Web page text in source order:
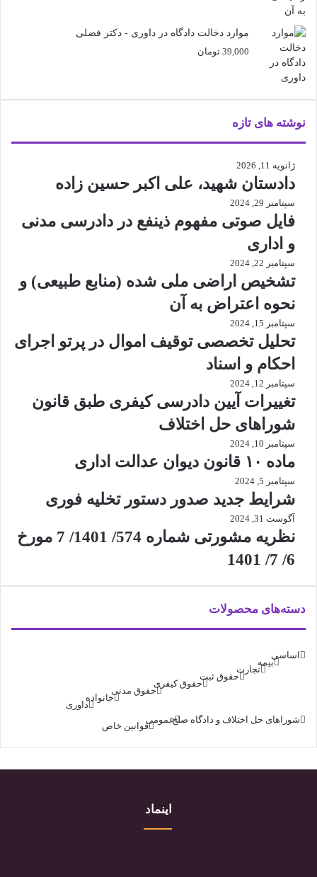
موارد دخالت دادگاه در داوری - دکتر فضلی
39,000 تومان
نوشته های تازه
ژانویه 11, 2026
دادستان شهید، علی اکبر حسین زاده
سپتامبر 29, 2024
فایل صوتی مفهوم ذینفع در دادرسی مدنی
و اداری
سپتامبر 22, 2024
تشخیص اراضی ملی شده (منابع طبیعی) و
نحوه اعتراض به آن
سپتامبر 15, 2024
تحلیل تخصصی توقیف اموال در پرتو اجرای
احکام و اسناد
سپتامبر 12, 2024
تغییرات آیین دادرسی کیفری طبق قانون
شوراهای حل اختلاف
سپتامبر 10, 2024
ماده ۱۰ قانون دیوان عدالت اداری
سپتامبر 5, 2024
شرایط جدید صدور دستور تخلیه فوری
آگوست 31, 2024
نظریه مشورتی شماره 574/ 1401/ 7 مورخ
6/ 7/ 1401
دسته‌های محصولات
اساسی
بیمه
تجارت
حقوق ثبت
حقوق کیفری
حقوق مدنی
خانواده
داوری
شوراهای حل اختلاف و دادگاه صلحعمومی
قوانین خاص
اینماد